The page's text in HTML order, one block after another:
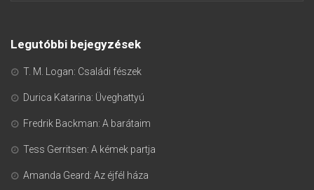
Legutóbbi bejegyzések
T. M. Logan: Családi fészek
Durica Katarina: Üveghattyú
Fredrik Backman: A barátaim
Tess Gerritsen: A kémek partja
Amanda Geard: Az éjfél háza